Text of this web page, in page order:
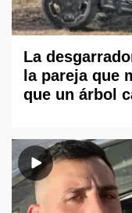
La
la pareja que
que un árbol